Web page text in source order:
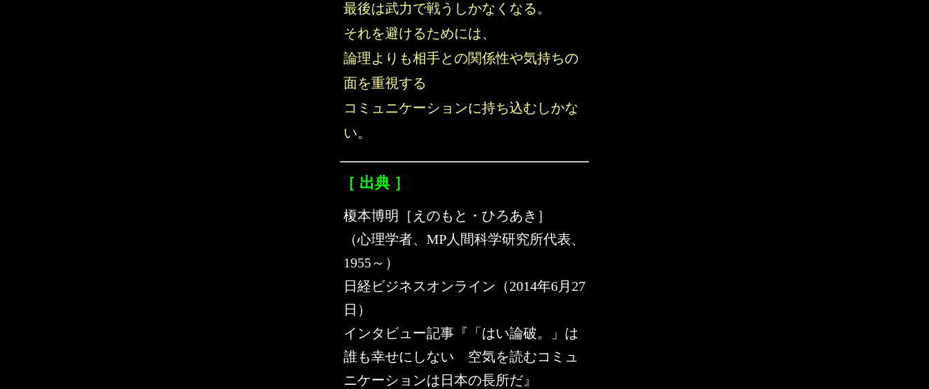
最後は武力で戦うしかなくなる。
それを避けるためには、
論理よりも相手との関係性や気持ちの
面を重視する
コミュニケーションに持ち込むしかな
い。
［ 出典 ］
榎本博明［えのもと・ひろあき］
（心理学者、MP人間科学研究所代表、
1955～）
日経ビジネスオンライン（2014年6月27
日）
インタビュー記事『「はい論破。」は
誰も幸せにしない 空気を読むコミュ
ニケーションは日本の長所だ』